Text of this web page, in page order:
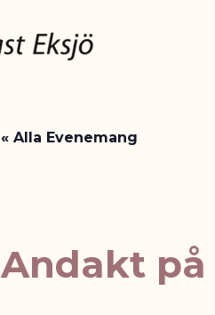
« Alla Evenemang
Andakt på